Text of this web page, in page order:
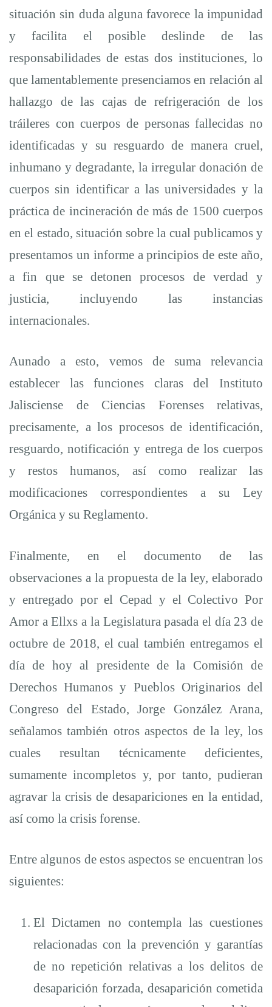
situación sin duda alguna favorece la impunidad
y facilita el posible deslinde de las
responsabilidades de estas dos instituciones, lo
que lamentablemente presenciamos en relación al
hallazgo de las cajas de refrigeración de los
tráileres con cuerpos de personas fallecidas no
identificadas y su resguardo de manera cruel,
inhumano y degradante, la irregular donación de
cuerpos sin identificar a las universidades y la
práctica de incineración de más de 1500 cuerpos
en el estado, situación sobre la cual publicamos y
presentamos un informe a principios de este año,
a fin que se detonen procesos de verdad y
justicia, incluyendo las instancias
internacionales.
Aunado a esto, vemos de suma relevancia
establecer las funciones claras del Instituto
Jalisciense de Ciencias Forenses relativas,
precisamente, a los procesos de identificación,
resguardo, notificación y entrega de los cuerpos
y restos humanos, así como realizar las
modificaciones correspondientes a su Ley
Orgánica y su Reglamento.
Finalmente, en el documento de las
observaciones a la propuesta de la ley, elaborado
y entregado por el Cepad y el Colectivo Por
Amor a Ellxs a la Legislatura pasada el día 23 de
octubre de 2018, el cual también entregamos el
día de hoy al presidente de la Comisión de
Derechos Humanos y Pueblos Originarios del
Congreso del Estado, Jorge González Arana,
señalamos también otros aspectos de la ley, los
cuales resultan técnicamente deficientes,
sumamente incompletos y, por tanto, pudieran
agravar la crisis de desapariciones en la entidad,
así como la crisis forense.
Entre algunos de estos aspectos se encuentran los
siguientes:
El Dictamen no contempla las cuestiones
relacionadas con la prevención y garantías
de no repetición relativas a los delitos de
desaparición forzada, desaparición cometida